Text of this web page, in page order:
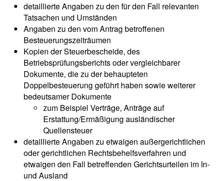
detaillierte Angaben zu den für den Fall relevanten
Tatsachen und Umständen
Angaben zu den vom Antrag betroffenen
Besteuerungszeiträumen
Kopien der Steuerbescheide, des
Betriebsprüfungsberichts oder vergleichbarer
Dokumente, die zu der behaupteten
Doppelbesteuerung geführt haben sowie weiterer
bedeutsamer Dokumente
zum Beispiel Verträge, Anträge auf
Erstattung/Ermäßigung ausländischer
Quellensteuer
detaillierte Angaben zu etwaigen außergerichtlichen
oder gerichtlichen Rechtsbehelfsverfahren und
etwaigen den Fall betreffenden Gerichtsurteilen im In-
und Ausland